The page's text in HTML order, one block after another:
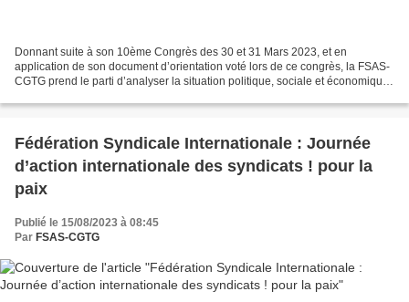
Donnant suite à son 10ème Congrès des 30 et 31 Mars 2023, et en
application de son document d’orientation voté lors de ce congrès, la FSAS-
CGTG prend le parti d’analyser la situation politique, sociale et économique
Fédération Syndicale Internationale : Journée
d’action internationale des syndicats ! pour la
paix
Publié le 15/08/2023 à 08:45
Par FSAS-CGTG